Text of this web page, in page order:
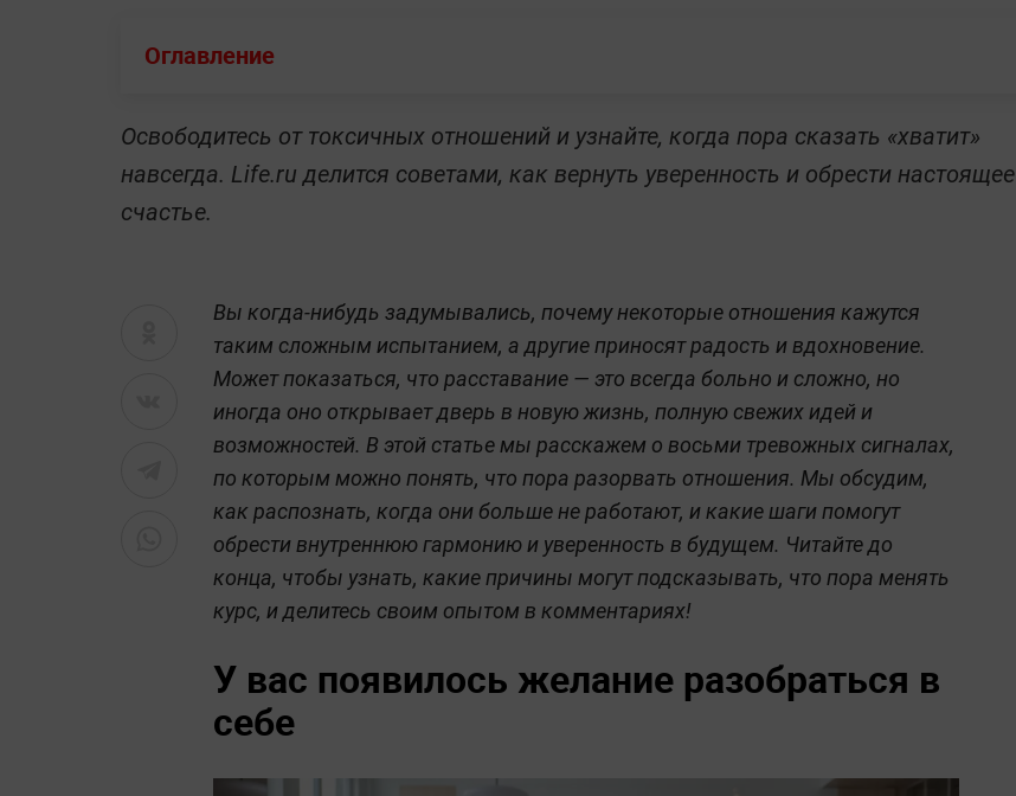
Оглавление
Освободитесь от токсичных отношений и узнайте, когда пора сказать «хватит»
навсегда. Life.ru делится советами, как вернуть уверенность и обрести настоящее
счастье.
Вы когда-нибудь задумывались, почему некоторые отношения кажутся
таким сложным испытанием, а другие приносят радость и вдохновение.
Может показаться, что расставание — это всегда больно и сложно, но
иногда оно открывает дверь в новую жизнь, полную свежих идей и
возможностей. В этой статье мы расскажем о восьми тревожных сигналах,
по которым можно понять, что пора разорвать отношения. Мы обсудим,
как распознать, когда они больше не работают, и какие шаги помогут
обрести внутреннюю гармонию и уверенность в будущем. Читайте до
конца, чтобы узнать, какие причины могут подсказывать, что пора менять
курс, и делитесь своим опытом в комментариях!
У вас появилось желание разобраться в
себе